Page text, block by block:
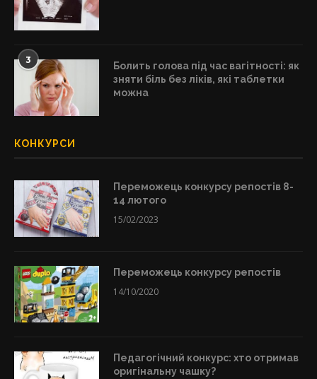
3
Болить голова під час вагітності: як
зняти біль без ліків, які таблетки
можна
КОНКУРСИ
Переможець конкурсу репостів 8-
14 лютого
15/02/2023
Переможець конкурсу репостів
14/10/2020
Педагогічний конкурс: хто отримав
оригінальну чашку?